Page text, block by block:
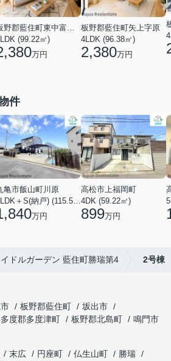
板野郡藍住町東中富字敷地傍示
(99.22㎡)
万円
板野郡藍住町矢上字原
4LDK (96.38㎡)
2,380万円
件
亀市飯山町川原
4LDK＋S(納戸) (115.52㎡)
万円
高松市上福岡町
4DK (59.22㎡)
899万円
ドルガーデン 藍住町勝瑞第4 2号棟
板野郡藍住町
坂出市
度郡多度津町 板野郡北島町
鳴門市
末広 円座町 仏生山町
勝瑞